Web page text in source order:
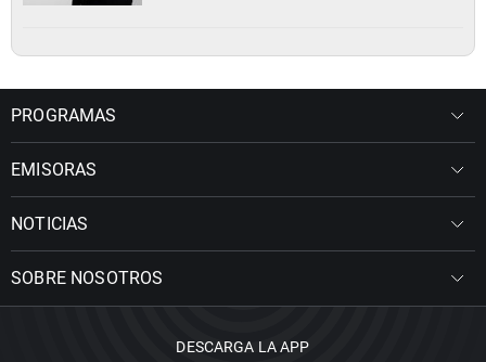
PROGRAMAS
EMISORAS
NOTICIAS
SOBRE NOSOTROS
DESCARGA LA APP